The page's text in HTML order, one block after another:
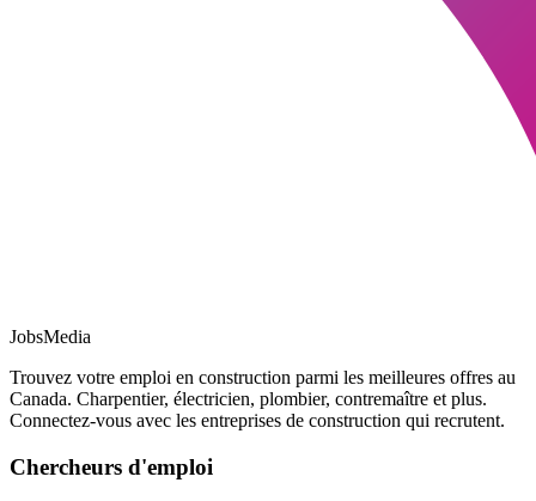
JobsMedia
Trouvez votre emploi en construction parmi les meilleures offres au
Canada. Charpentier, électricien, plombier, contremaître et plus.
Connectez-vous avec les entreprises de construction qui recrutent.
Chercheurs d'emploi